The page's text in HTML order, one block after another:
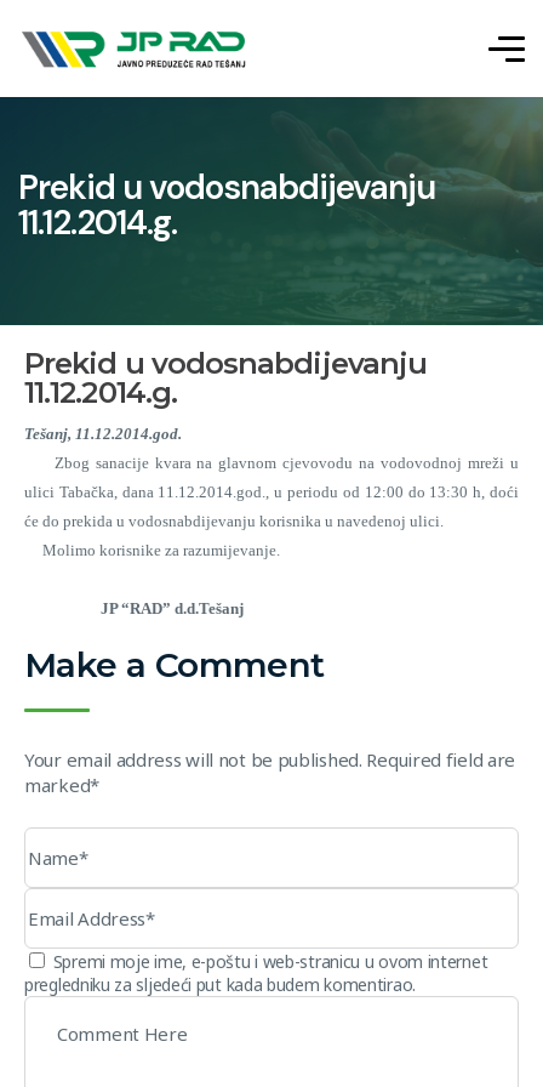
Prekid u vodosnabdijevanju
11.12.2014.g.
Prekid u vodosnabdijevanju
11.12.2014.g.
Tešanj, 11.12.2014.god.
Zbog sanacije kvara na glavnom cjevovodu na vodovodnoj mreži u
ulici Tabačka, dana 11.12.2014.god., u periodu od 12:00 do 13:30 h, doći
će do prekida u vodosnabdijevanju korisnika u navedenoj ulici.
Molimo korisnike za razumijevanje.
JP “RAD” d.d.Tešanj
Make a Comment
Your email address will not be published. Required field are
marked*
Spremi moje ime, e-poštu i web-stranicu u ovom internet
pregledniku za sljedeći put kada budem komentirao.